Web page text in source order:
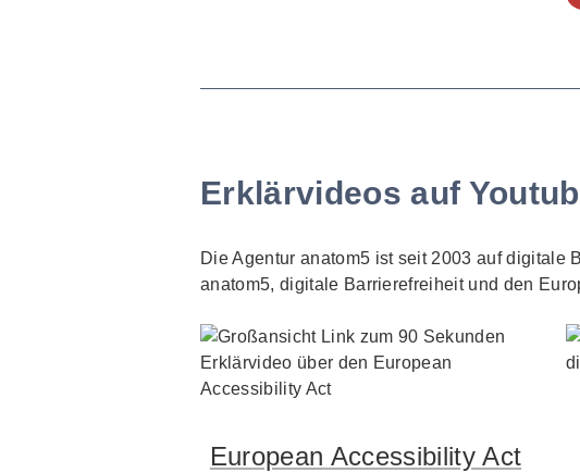
Erklärvideos auf
Die Agentur anatom5 ist seit 2003 auf
anatom5, digitale Barrierefreiheit und den
European Accessibility Act